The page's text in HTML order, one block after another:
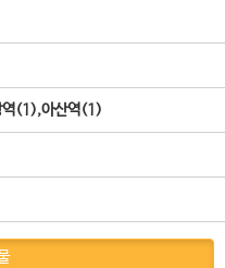
(1),아산역(1)